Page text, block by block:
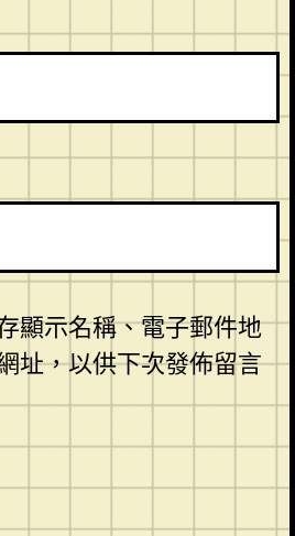
顯示名稱、電子郵件地
址，以供下次發佈留言